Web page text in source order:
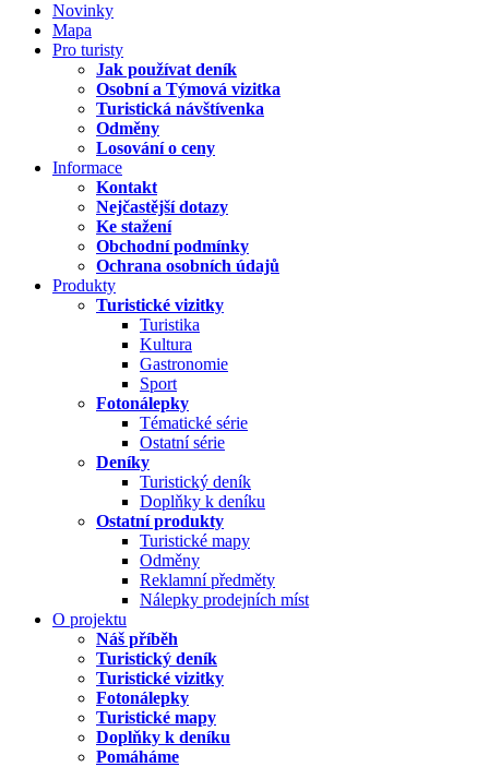
Novinky
Mapa
Pro turisty
Jak používat deník
Osobní a Týmová vizitka
Turistická návštívenka
Odměny
Losování o ceny
Informace
Kontakt
Nejčastější dotazy
Ke stažení
Obchodní podmínky
Ochrana osobních údajů
Produkty
Turistické vizitky
Turistika
Kultura
Gastronomie
Sport
Fotonálepky
Tématické série
Ostatní série
Deníky
Turistický deník
Doplňky k deníku
Ostatní produkty
Turistické mapy
Odměny
Reklamní předměty
Nálepky prodejních míst
O projektu
Náš příběh
Turistický deník
Turistické vizitky
Fotonálepky
Turistické mapy
Doplňky k deníku
Pomáháme